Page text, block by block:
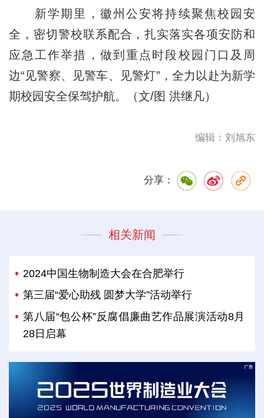
新学期里，徽州公安将持续聚焦校园安
全，密切警校联系配合，扎实落实各项安防和
应急工作举措，做到重点时段校园门口及周
边“见警察、见警车、见警灯”，全力以赴为新学
期校园安全保驾护航。（文/图 洪继凡）
编辑：刘旭东
分享：
相关新闻
2024中国生物制造大会在合肥举行
第三届“爱心助残 圆梦大学”活动举行
第八届“包公杯”反腐倡廉曲艺作品展演活动8月
28日启幕